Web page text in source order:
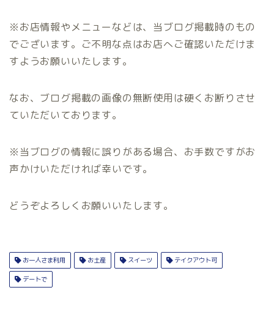
※お店情報やメニューなどは、当ブログ掲載時のもの
でございます。ご不明な点はお店へご確認いただけま
すようお願いいたします。
なお、ブログ掲載の画像の無断使用は硬くお断りさせ
ていただいております。
※当ブログの情報に誤りがある場合、お手数ですがお
声かけいただければ幸いです。
どうぞよろしくお願いいたします。
お一人さま利用 お土産 スイーツ テイクアウト可
デートで